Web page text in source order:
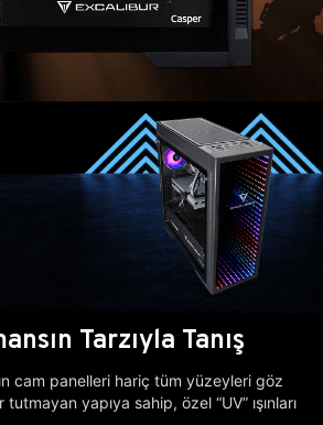
Tarzıyla Tanış
cam panelleri hariç tüm yüzeyleri göz
yapıya sahip, özel “UV” ışınları